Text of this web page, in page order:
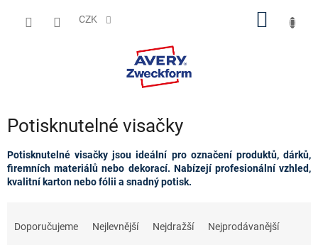
CZK
Potisknutelné visačky
Potisknutelné visačky jsou ideální pro označení produktů, dárků,
firemních materiálů nebo dekorací. Nabízejí profesionální vzhled,
kvalitní karton nebo fólii a snadný potisk.
Doporučujeme Nejlevnější Nejdražší Nejprodávanější